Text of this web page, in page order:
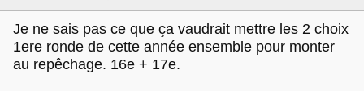
Je ne sais pas ce que ça vaudrait mettre les 2 choix
1ere ronde de cette année ensemble pour monter
au repêchage. 16e + 17e.